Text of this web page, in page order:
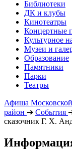
Библиотеки
ДК и клубы
Кинотеатры
Концертные
Культурное
Музеи и
Образование
Памятники
Парки
Театры
Афиша Московской
район ➔ События
сказочник Г. Х.